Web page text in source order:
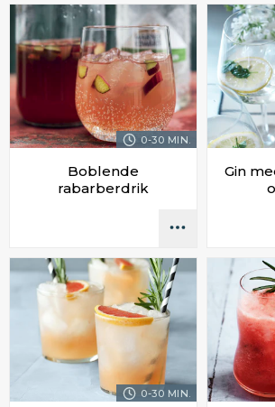
0-30 MIN.
Boblende
rabarberdrik
Gin
0-30 MIN.